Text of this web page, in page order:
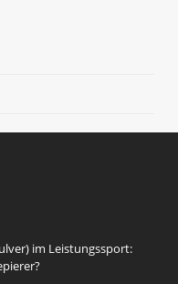
im Leistungssport: